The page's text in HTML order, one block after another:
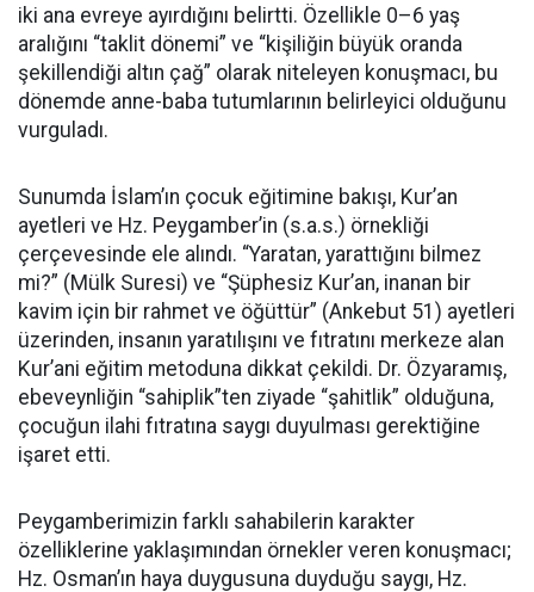
iki ana evreye ayırdığını belirtti. Özellikle 0–6 yaş
aralığını “taklit dönemi” ve “kişiliğin büyük oranda
şekillendiği altın çağ” olarak niteleyen konuşmacı, bu
dönemde anne-baba tutumlarının belirleyici olduğunu
vurguladı.
Sunumda İslam’ın çocuk eğitimine bakışı, Kur’an
ayetleri ve Hz. Peygamber’in (s.a.s.) örnekliği
çerçevesinde ele alındı. “Yaratan, yarattığını bilmez
mi?” (Mülk Suresi) ve “Şüphesiz Kur’an, inanan bir
kavim için bir rahmet ve öğüttür” (Ankebut 51) ayetleri
üzerinden, insanın yaratılışını ve fıtratını merkeze alan
Kur’ani eğitim metoduna dikkat çekildi. Dr. Özyaramış,
ebeveynliğin “sahiplik”ten ziyade “şahitlik” olduğuna,
çocuğun ilahi fıtratına saygı duyulması gerektiğine
işaret etti.
Peygamberimizin farklı sahabilerin karakter
özelliklerine yaklaşımından örnekler veren konuşmacı;
Hz. Osman’ın haya duygusuna duyduğu saygı, Hz.